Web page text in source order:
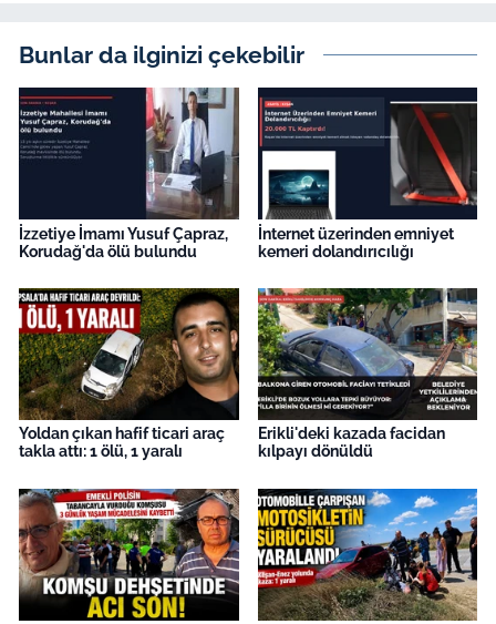
Bunlar da ilginizi çekebilir
İzzetiye İmamı Yusuf Çapraz,
Korudağ'da ölü bulundu
İnternet üzerinden emniyet
kemeri dolandırıcılığı
Yoldan çıkan hafif ticari araç
takla attı: 1 ölü, 1 yaralı
Erikli'deki kazada facidan
kılpayı dönüldü
Magazin
İş Dünyası
Bilim Teknoloji
English News
Finans
Genel-A
Gündem-Eğitim